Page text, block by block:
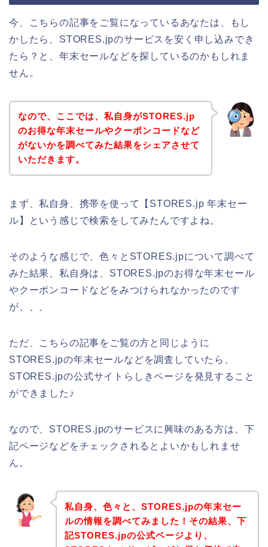
今、こちらの記事をご覧になっているあなたは、もし
かしたら、STORES.jpのサービスを安く申し込みでき
たら？と、年末セールなどを探しているのかもしれま
せん。
なので、ここでは、私自身がSTORES.jp
のお得な年末セールやクーポンコードなど
がないかを調べてみた結果をシェアさせて
いただきます。
まず、私自身、携帯を使って【STORES.jp 年末セー
ル】という感じで検索をしてみたんですよね。
そのような感じで、色々とSTORES.jpについて調べて
みた結果、私自身は、STORES.jpのお得な年末セール
やクーポンコードなどをみつけられなかったのです
が、、、
ただ、こちらの記事をご覧の方と同じように
STORES.jpの年末セールなどを調査していたら、
STORES.jpの公式サイトらしきページを発見すること
ができました♪
なので、STORES.jpのサービスに興味のある方は、下
記ページなどをチェックされるとよいかもしれませ
ん。
私自身、色々と、STORES.jpの年末セー
ルの情報を調べてみました！その結果、下
記STORES.jpの公式ページより、